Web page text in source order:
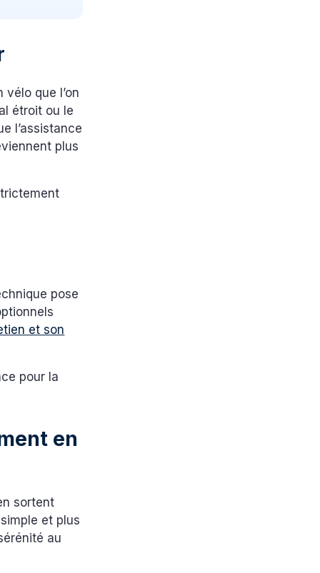
que l’on
étroit ou le
l’assistance
plus
pose
et son
pour la
en
sortent
et plus
au